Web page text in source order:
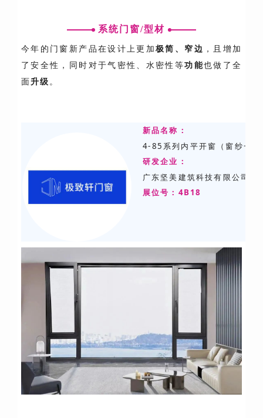
系统门窗/型材
今年的门窗新产品在设计上更加极简、窄边 ，且增加
了安全性，同时对于气密性、水密性等功能也做了全
面升级。
新品名称：
4-85系列内平开窗（窗纱一体
研发企业：
广东坚美建筑科技有限公司
展位号：4B18